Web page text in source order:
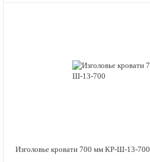
Изголовье кровати 700 мм КР-Ш-13-700